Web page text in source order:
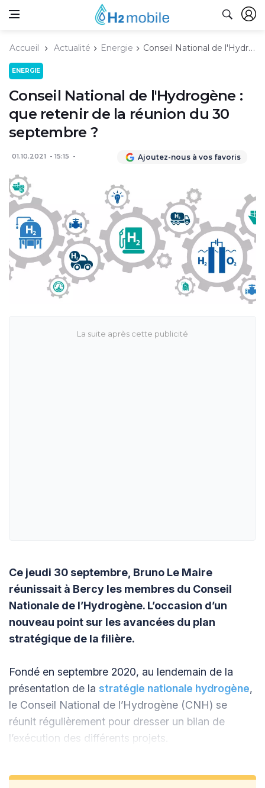
Accueil Actualité Energie Conseil National de l'Hydrogène : que retenir de la réunion du 30 septembre ?
ENERGIE
Conseil National de l'Hydrogène :
que retenir de la réunion du 30
septembre ?
01.10.2021 15:15 Ajoutez-nous à vos favoris
Ce jeudi 30 septembre, Bruno Le Maire
réunissait à Bercy les membres du Conseil
Nationale de l’Hydrogène. L’occasion d’un
nouveau point sur les avancées du plan
stratégique de la filière.
Fondé en septembre 2020, au lendemain de la
présentation de la stratégie nationale hydrogène,
le Conseil National de l’Hydrogène (CNH) se
réunit régulièrement pour dresser un bilan de
l’exécution des différents projets.